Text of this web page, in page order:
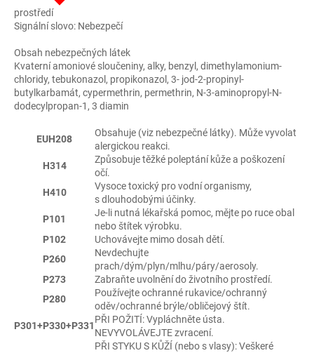
prostředí
Signální slovo: Nebezpečí
Obsah nebezpečných látek
Kvaterní amoniové sloučeniny, alky, benzyl, dimethylamonium-
chloridy, tebukonazol, propikonazol, 3- jod-2-propinyl-
butylkarbamát, cypermethrin, permethrin, N-3-aminopropyl-N-
dodecylpropan-1, 3 diamin
EUH208
Obsahuje (viz nebezpečné látky). Může vyvolat
alergickou reakci.
H314
Způsobuje těžké poleptání kůže a poškození
očí.
H410
Vysoce toxický pro vodní organismy,
s dlouhodobými účinky.
P101
Je-li nutná lékařská pomoc, mějte po ruce obal
nebo štítek výrobku.
P102
Uchovávejte mimo dosah dětí.
P260
Nevdechujte
prach/dým/plyn/mlhu/páry/aerosoly.
P273
Zabraňte uvolnění do životního prostředí.
P280
Používejte ochranné rukavice/ochranný
oděv/ochranné brýle/obličejový štít.
P301+P330+P331
PŘI POŽITÍ: Vypláchněte ústa.
NEVYVOLÁVEJTE zvracení.
PŘI STYKU S KŮŽÍ (nebo s vlasy): Veškeré